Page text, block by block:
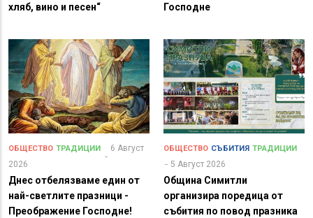
хляб, вино и песен“
Господне
ОБЩЕСТВО ТРАДИЦИИ
6 Август
2026
Днес отбелязваме един от
най-светлите празници -
Преображение Господне!
ОБЩЕСТВО СЪБИТИЯ ТРАДИЦИИ
5 Август 2026
Община Симитли
организира поредица от
събития по повод празника